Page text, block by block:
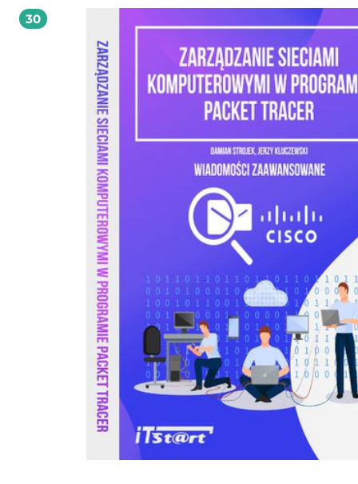
międzypokoleniowy i interdyscyplinarny. Utalentowany uczeń Zespołu Szkół
Łączności w Gdańsku, Damian Strojek. Jego pasją są sieci komputerowe,
komplet certyfikatów CCNA R&S oraz jest w trakcie ścieżki dydaktycznej CCNA
Security. Jerzy Kluczewski, długoletni instruktor Akademii CISCO CCNA. W
dorobku autorskim posiada już kilka publikacji książkowych na temat
Packet Tracer. Swoje doświadczenie zdobywał podczas pracy w przemyśle,
jest wykładowcą w Wyższej Szkole Bankowej w Gdańsku. Robert Wszelaki to
zagadnień sieciowych i programowania. Ukończył pełny kurs Cisco CCNA. Jest
absolwentem ZS1 w Piekarach Śląskich, obecnie studiuje informatykę na
Automatyki, Elektroniki i Informatyki Politechniki Śląskiej. Marek Smyczek to
doświadczony nauczyciel przedmiotów informatycznych i elektrycznych, a
instruktor programu Cisco CCNA. Jest autorem i redaktorem kilkudziesięciu
z dziedzin elektroniki i informatyki.
30